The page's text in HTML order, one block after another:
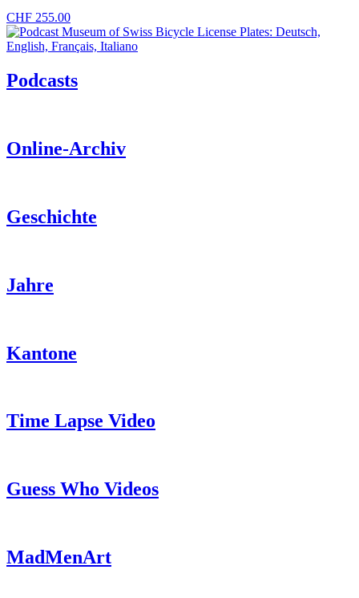
CHF 255.00
Podcasts
Online-Archiv
Geschichte
Jahre
Kantone
Time Lapse Video
Guess Who Videos
MadMenArt